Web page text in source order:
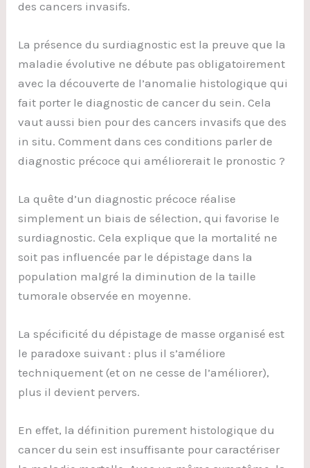
des cancers invasifs.
La présence du surdiagnostic est la preuve que la
maladie évolutive ne débute pas obligatoirement
avec la découverte de l’anomalie histologique qui
fait porter le diagnostic de cancer du sein. Cela
vaut aussi bien pour des cancers invasifs que des
in situ. Comment dans ces conditions parler de
diagnostic précoce qui améliorerait le pronostic ?
La quête d’un diagnostic précoce réalise
simplement un biais de sélection, qui favorise le
surdiagnostic. Cela explique que la mortalité ne
soit pas influencée par le dépistage dans la
population malgré la diminution de la taille
tumorale observée en moyenne.
La spécificité du dépistage de masse organisé est
le paradoxe suivant : plus il s’améliore
techniquement (et on ne cesse de l’améliorer),
plus il devient pervers.
En effet, la définition purement histologique du
cancer du sein est insuffisante pour caractériser